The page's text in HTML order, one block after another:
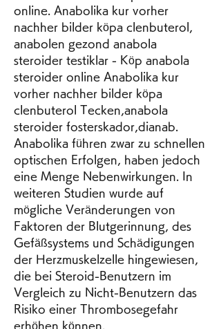
online. Anabolika kur vorher
nachher bilder köpa clenbuterol,
anabolen gezond anabola
steroider testiklar - Köp anabola
steroider online Anabolika kur
vorher nachher bilder köpa
clenbuterol Tecken,anabola
steroider fosterskador,dianab.
Anabolika führen zwar zu schnellen
optischen Erfolgen, haben jedoch
eine Menge Nebenwirkungen. In
weiteren Studien wurde auf
mögliche Veränderungen von
Faktoren der Blutgerinnung, des
Gefäßsystems und Schädigungen
der Herzmuskelzelle hingewiesen,
die bei Steroid-Benutzern im
Vergleich zu Nicht-Benutzern das
Risiko einer Thrombosegefahr
erhöhen können.